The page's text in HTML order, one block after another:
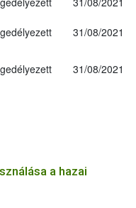
31/08/2021
31/08/2021
a hazai